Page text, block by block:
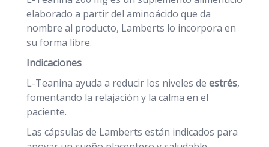
elaborado a partir del aminoácido que da
nombre al producto, Lamberts lo incorpora en
su forma libre.
Indicaciones
L-Teanina ayuda a reducir los niveles de estrés,
fomentando la relajación y la calma en el
paciente.
Las cápsulas de Lamberts están indicados para